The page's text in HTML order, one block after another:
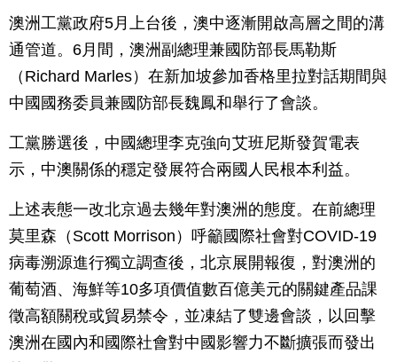
澳洲工黨政府5月上台後，澳中逐漸開啟高層之間的溝
通管道。6月間，澳洲副總理兼國防部長馬勒斯
（Richard Marles）在新加坡參加香格里拉對話期間與
中國國務委員兼國防部長魏鳳和舉行了會談。
工黨勝選後，中國總理李克強向艾班尼斯發賀電表
示，中澳關係的穩定發展符合兩國人民根本利益。
上述表態一改北京過去幾年對澳洲的態度。在前總理
莫里森（Scott Morrison）呼籲國際社會對COVID-19
病毒溯源進行獨立調查後，北京展開報復，對澳洲的
葡萄酒、海鮮等10多項價值數百億美元的關鍵產品課
徵高額關稅或貿易禁令，並凍結了雙邊會談，以回擊
澳洲在國內和國際社會對中國影響力不斷擴張而發出